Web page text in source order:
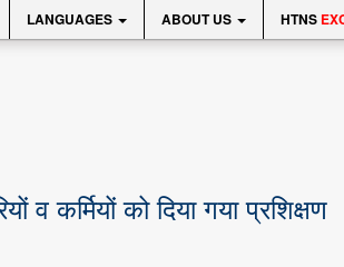
LANGUAGES ABOUT US HTNS
व कर्मियों को दिया गया प्रशिक्षण